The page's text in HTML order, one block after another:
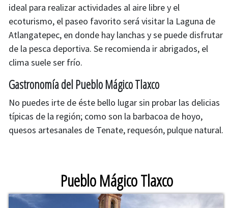
ideal para realizar actividades al aire libre y el
ecoturismo, el paseo favorito será visitar la Laguna de
Atlangatepec, en donde hay lanchas y se puede disfrutar
de la pesca deportiva. Se recomienda ir abrigados, el
clima suele ser frío.
Gastronomía del Pueblo Mágico Tlaxco
No puedes irte de éste bello lugar sin probar las delicias
típicas de la región; como son la barbacoa de hoyo,
quesos artesanales de Tenate, requesón, pulque natural.
Pueblo Mágico Tlaxco
Cambiar imagen